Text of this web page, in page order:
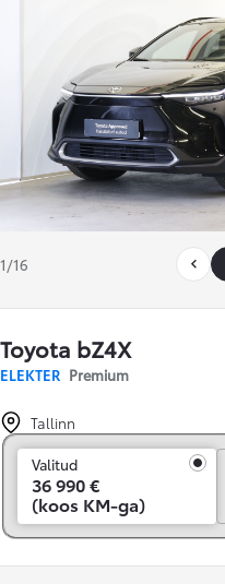
1/16
Toyota bZ4X
ELEKTER Premium
Tallinn
Valitud
36 990 €
(koos KM-ga)